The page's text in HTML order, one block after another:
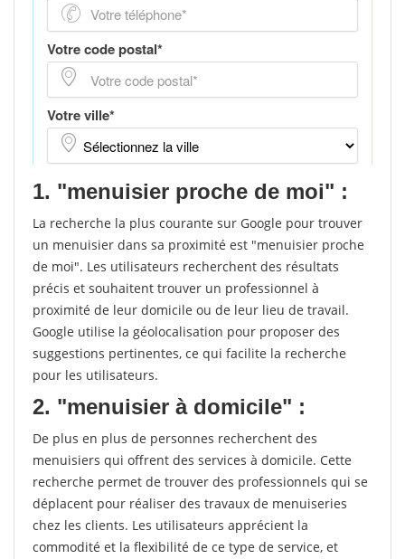
1. "menuisier proche de moi" :
La recherche la plus courante sur Google pour trouver
un menuisier dans sa proximité est "menuisier proche
de moi". Les utilisateurs recherchent des résultats
précis et souhaitent trouver un professionnel à
proximité de leur domicile ou de leur lieu de travail.
Google utilise la géolocalisation pour proposer des
suggestions pertinentes, ce qui facilite la recherche
pour les utilisateurs.
2. "menuisier à domicile" :
De plus en plus de personnes recherchent des
menuisiers qui offrent des services à domicile. Cette
recherche permet de trouver des professionnels qui se
déplacent pour réaliser des travaux de menuiseries
chez les clients. Les utilisateurs apprécient la
commodité et la flexibilité de ce type de service, et